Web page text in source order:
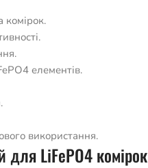
комірок.
елементів.
використання.
для LiFePO4 комірок